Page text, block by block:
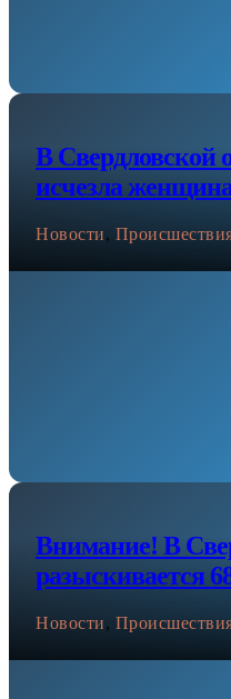
В Свердловской
исчезла
Новости,
Внимание! В
разыскивается
Новости,